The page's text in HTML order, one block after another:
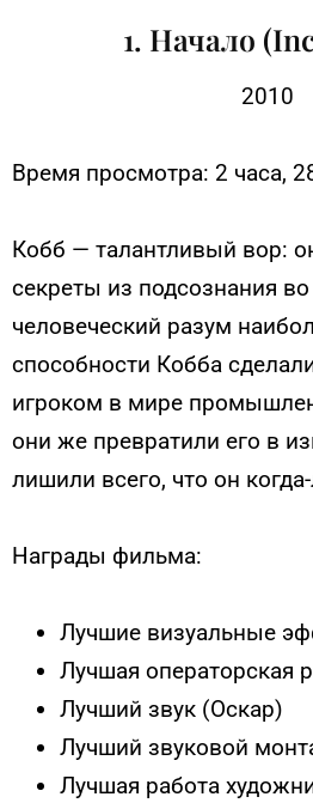
1. Начало
2010
Время просмотра: 2 часа,
Кобб — талантливый вор:
секреты из подсознания
человеческий разум
способности Кобба
игроком в мире
они же превратили его в
лишили всего, что он
Награды фильма:
Лучшие визуальные
Лучшая операторская
Лучший звук (Оскар)
Лучший звуковой
Лучшая работа